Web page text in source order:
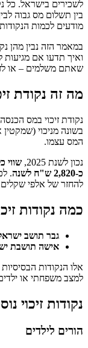
לשכירים בישראל. כל
בין תשלום מס גבוה
מודעים לכמות
במאמר הזה נבין מהן
ואיך תדעו אם מגיעות
שאתם משלמים – או
מה זה נקודת
נקודת זיכוי במס
בשונה מניכוי
המס עצמו.
נכון לשנת 2025,
שווי כל
כ-2,820 ש"ח לשנה
.
להחזר של אלפי
כמה נקודות
גבר תושב
אישה תושבת
אלו הנקודות
למצב משפחתי או
נקודות זיכוי
הורים לילדים